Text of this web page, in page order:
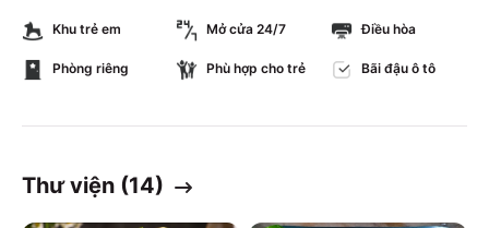
Khu trẻ em Mở cửa 24/7 Điều hòa
Phòng riêng Phù hợp cho trẻ Bãi đậu ô tô
Thư viện (14)